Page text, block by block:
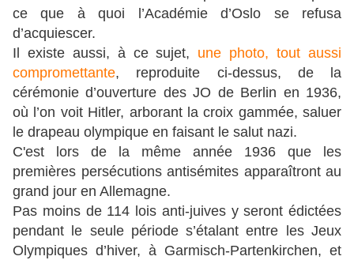
ce que à quoi l’Académie d’Oslo se refusa
d’acquiescer.
Il existe aussi, à ce sujet, une photo, tout aussi
compromettante, reproduite ci-dessus, de la
cérémonie d’ouverture des JO de Berlin en 1936,
où l’on voit Hitler, arborant la croix gammée, saluer
le drapeau olympique en faisant le salut nazi.
C'est lors de la même année 1936 que les
premières persécutions antisémites apparaîtront au
grand jour en Allemagne.
Pas moins de 114 lois anti-juives y seront édictées
pendant le seule période s’étalant entre les Jeux
Olympiques d’hiver, à Garmisch-Partenkirchen, et